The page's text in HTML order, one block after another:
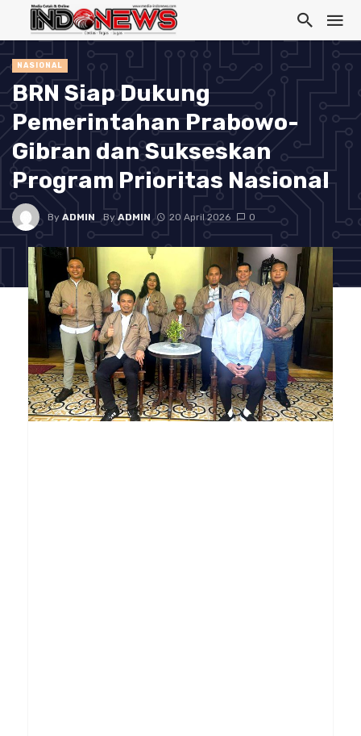
NASIONAL
BRN Siap Dukung
Pemerintahan Prabowo-
Gibran dan Sukseskan
Program Prioritas Nasional
By ADMIN ByADMIN 20 April 2026 0